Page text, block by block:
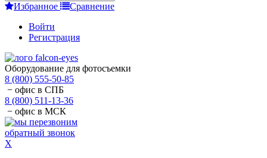
Избранное
Сравнение
Войти
Регистрация
Оборудование для фотосъемки
8 (800) 555-50-85
− офис в СПБ
8 (800) 511-13-36
− офис в МСК
обратный звонок
X